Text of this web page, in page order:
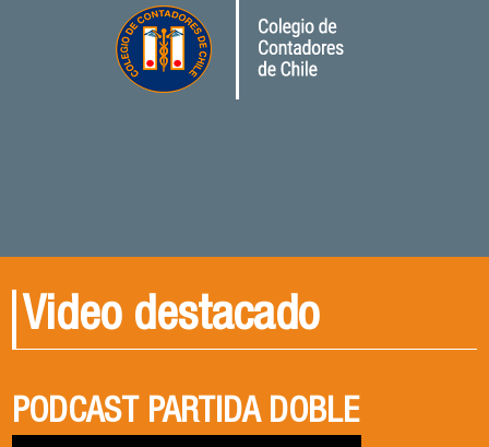
Video destacado
PODCAST PARTIDA DOBLE
PODCAST PARTIDA DOBLE
CENA DE EGRESADOS 2026